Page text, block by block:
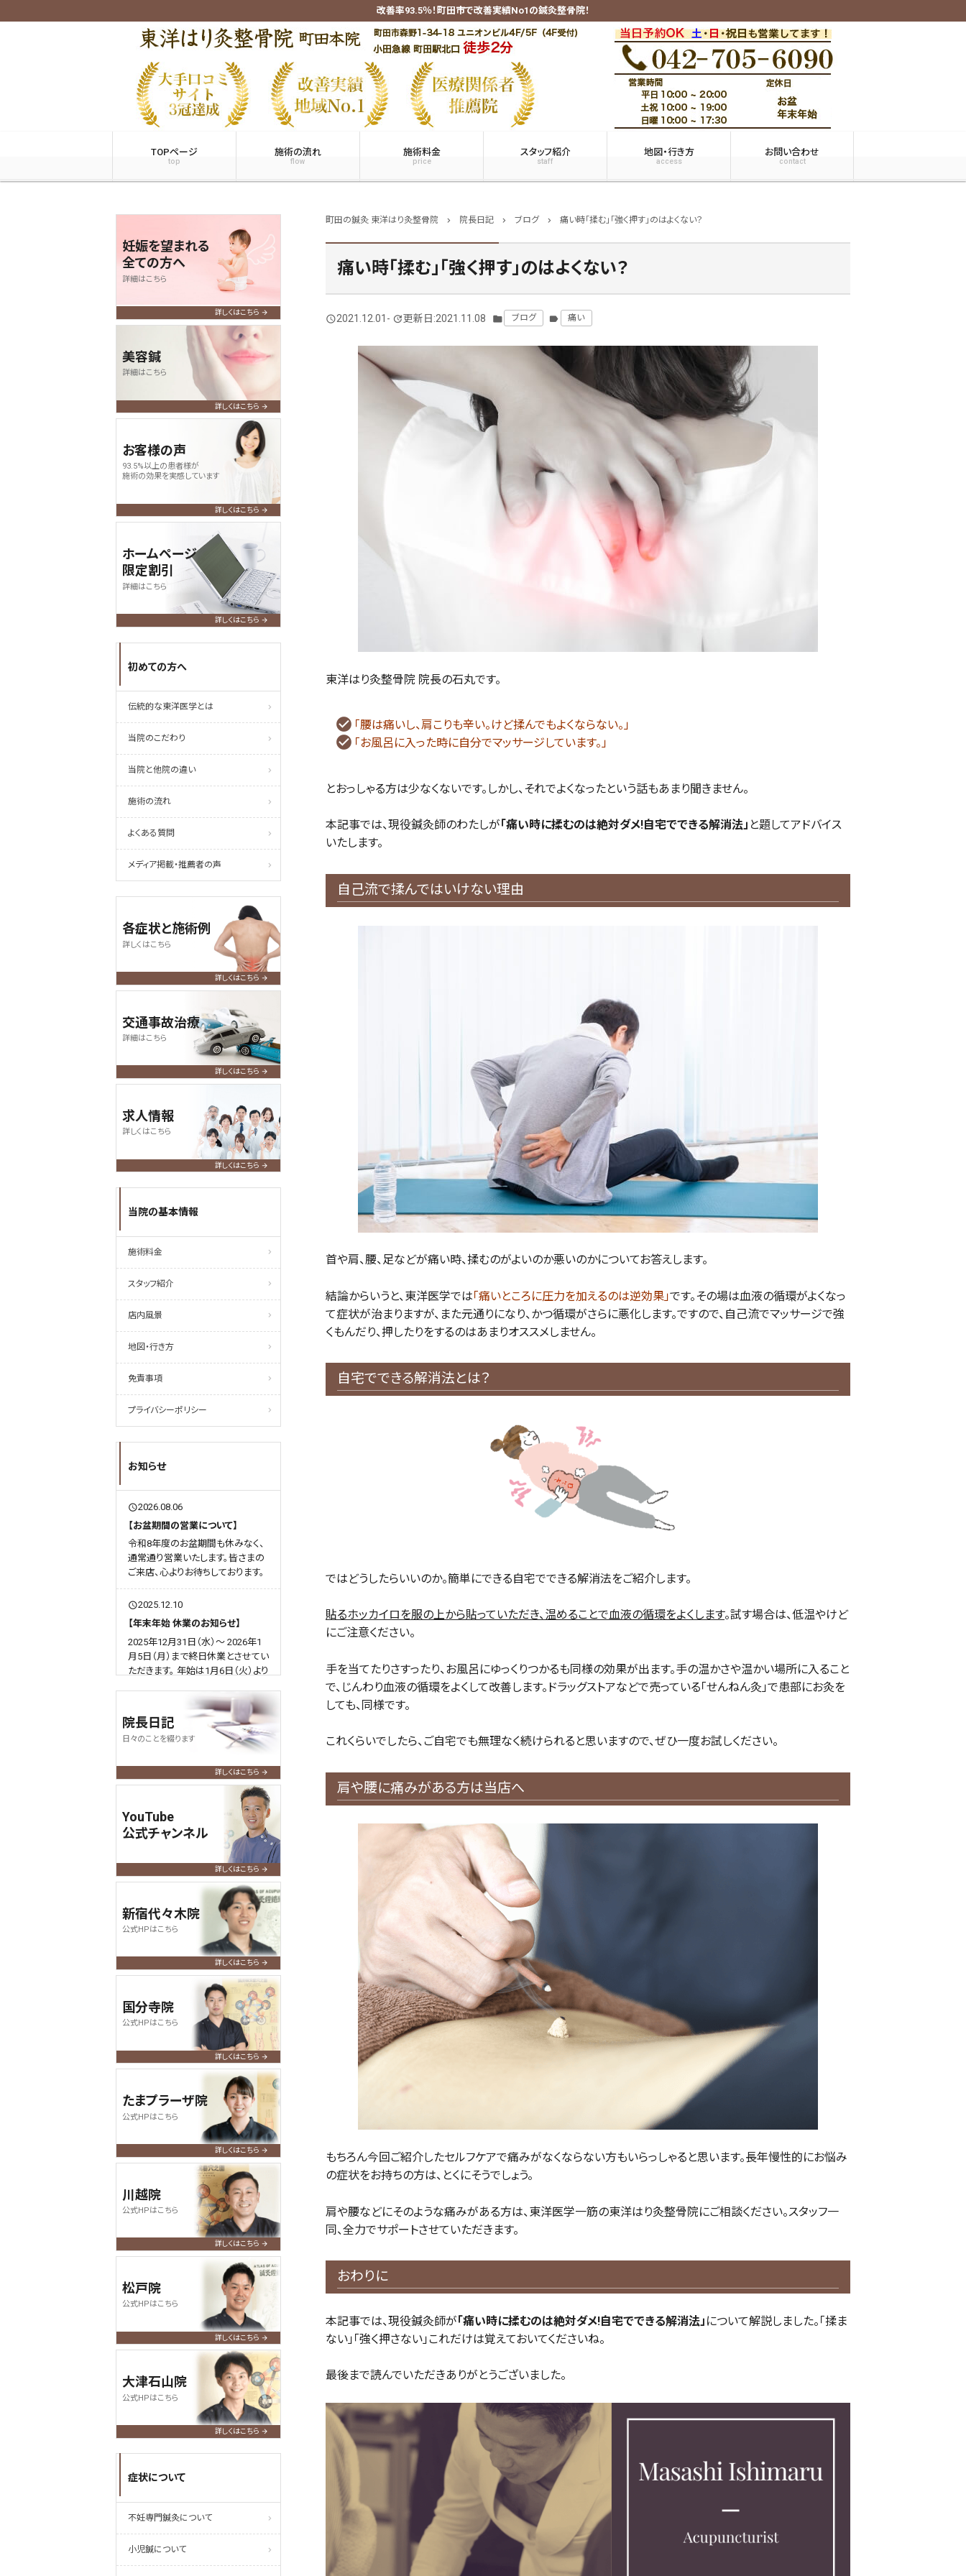
改善率93.5％！町田市で改善実績No1の鍼灸整骨院！
TOPページ
top
施術の流れ
flow
施術料金
price
スタッフ紹介
staff
地図・行き方
access
お問い合わせ
contact
町田の鍼灸 東洋はり灸整骨院 chevron_right 院長日記 chevron_right ブログ chevron_right 痛い時「揉む」「強く押す」のはよくない？
痛い時「揉む」「強く押す」のはよくない？
query_builder2021.12.01 - update更新日:2021.11.08 folder ブログ label 痛い
東洋はり灸整骨院 院長の石丸です。
「腰は痛いし、肩こりも辛い。けど揉んでもよくならない。」
「お風呂に入った時に自分でマッサージしています。」
とおっしゃる方は少なくないです。しかし、それでよくなったという話もあまり聞きません。
本記事では、現役鍼灸師のわたしが「痛い時に揉むのは絶対ダメ!自宅でできる解消法」 と題してアドバイス
いたします。
自己流で揉んではいけない理由
首や肩、腰、足などが痛い時、揉むのがよいのか悪いのかについてお答えします。
結論からいうと、東洋医学では「痛いところに圧力を加えるのは逆効果」です。その場は血液の循環がよくなっ
て症状が治まりますが、また元通りになり、かつ循環がさらに悪化します。ですので、自己流でマッサージで強
くもんだり、押したりをするのはあまりオススメしません。
自宅でできる解消法とは？
ではどうしたらいいのか。簡単にできる自宅でできる解消法をご紹介します。
貼るホッカイロを服の上から貼っていただき、温めることで血液の循環をよくします。試す場合は、低温やけど
にご注意ください。
手を当てたりさすったり、お風呂にゆっくりつかるも同様の効果が出ます。手の温かさや温かい場所に入ること
で、じんわり血液の循環をよくして改善します。ドラッグストアなどで売っている「せんねん灸」で患部にお灸を
しても、同様です。
これくらいでしたら、ご自宅でも無理なく続けられると思いますので、ぜひ一度お試しください。
肩や腰に痛みがある方は当店へ
もちろん今回ご紹介したセルフケアで痛みがなくならない方もいらっしゃると思います。長年慢性的にお悩み
の症状をお持ちの方は、とくにそうでしょう。
肩や腰などにそのような痛みがある方は、東洋医学一筋の東洋はり灸整骨院にご相談ください。スタッフ一
同、全力でサポートさせていただきます。
おわりに
本記事では、現役鍼灸師が「痛い時に揉むのは絶対ダメ!自宅でできる解消法」 について解説しました。「揉ま
ない」「強く押さない」これだけは覚えておいてくださいね。
最後まで読んでいただきありがとうございました。
妊娠を望まれる
全ての方へ
詳細はこちら
詳しくはこちら
美容鍼
詳細はこちら
詳しくはこちら
お客様の声
93.5%以上の患者様が
施術の効果を実感しています
詳しくはこちら
ホームページ
限定割引
詳細はこちら
詳しくはこちら
初めての方へ
伝統的な東洋医学とは
当院のこだわり
当院と他院の違い
施術の流れ
よくある質問
メディア掲載・推薦者の声
各症状と施術例
詳しくはこちら
詳しくはこちら
交通事故治療
詳細はこちら
詳しくはこちら
求人情報
詳しくはこちら
詳しくはこちら
当院の基本情報
施術料金
スタッフ紹介
店内風景
地図・行き方
免責事項
プライバシーポリシー
お知らせ
query_builder2026.08.06
【お盆期間の営業について】
令和8年度のお盆期間も休みなく、
通常通り営業いたします。皆さまの
ご来店、心よりお待ちしております。
query_builder2025.12.10
【年末年始 休業のお知らせ】
2025年12月31日（水）～ 2026年1
月5日（月）まで終日休業とさせてい
ただきます。 年始は1月6日（火）より
何卒よろしくお願い申し上げます。
query_builder2025.04.09
せ】
令和7年のGWも通常通り営業いた
よろしくお願い申し上げます。
【年末年始 休業のお知らせ】
2024年12月31日（火）～ 2025年1
月5日（日）まで終日休業とさせてい
ただきます。 年始は1/6（月）より通
常通り営業いたします。
何卒よろしくお願い申し上げます。
【お盆期間の営業について】
令和6年度のお盆期間も休みなく、
通常通り営業いたします。皆さまの
ご来店、心よりお待ちしております。
院長日記
日々のことを綴ります
詳しくはこちら
YouTube
公式チャンネル
詳しくはこちら
新宿代々木院
公式HPはこちら
詳しくはこちら
国分寺院
公式HPはこちら
詳しくはこちら
たまプラーザ院
公式HPはこちら
詳しくはこちら
川越院
公式HPはこちら
詳しくはこちら
松戸院
公式HPはこちら
詳しくはこちら
大津石山院
公式HPはこちら
詳しくはこちら
症状について
不妊専門鍼灸について
小児鍼について